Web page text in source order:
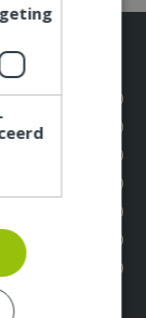
09:30 - 18:00
09:30 - 18:00
09:30 - 18:00
09:30 - 18:00
09:30 - 18:00
09:30 - 17:00
12:00 - 17:00